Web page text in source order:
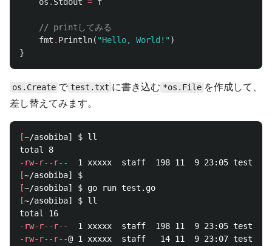
// printしてみる
fmt . Println( "Hello, World!" )
}
os.Create で test.txt に書き込む *os.File を作成して、
差し替えてみます。
[~/asobiba] $ ll
-rw-r--r--
[~/asobiba] $
[~/asobiba] $
[~/asobiba] $ ll
-rw-r--r--
-rw-r--r--